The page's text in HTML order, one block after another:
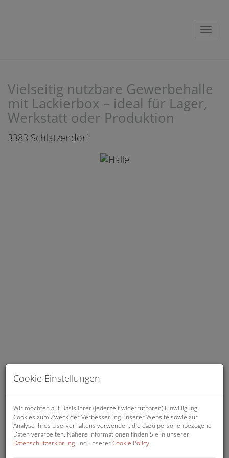
Vielseitig nutzbare Gewerbehalle
mit Lackierbox – ideal für Lager,
Werkstatt oder Produktion
3383 Schlatzendorf
Beschreibung
Cookie Einstellungen
Wir möchten auf Basis Ihrer (jederzeit widerrufbaren) Einwilligung
Cookies zum Zweck der Verbesserung unserer Website sowie zur
Analyse Ihres Userverhaltens verwenden, die dazu personenbezogene
Daten verarbeiten. Nähere Informationen finden Sie in unserer
Datenschutzerklärung und unsererCookie Policy.